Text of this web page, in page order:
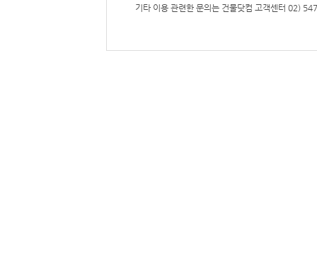
기타 이용 관련한 문의는 건물닷컴 고객센터 02)